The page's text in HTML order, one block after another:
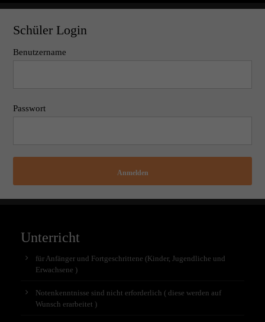
Schüler Login
Benutzername
Passwort
Anmelden
Unterricht
für Anfänger und Fortgeschrittene (Kinder, Jugendliche und
Erwachsene )
Notenkenntnisse sind nicht erforderlich ( diese werden auf
Wunsch erarbeitet )